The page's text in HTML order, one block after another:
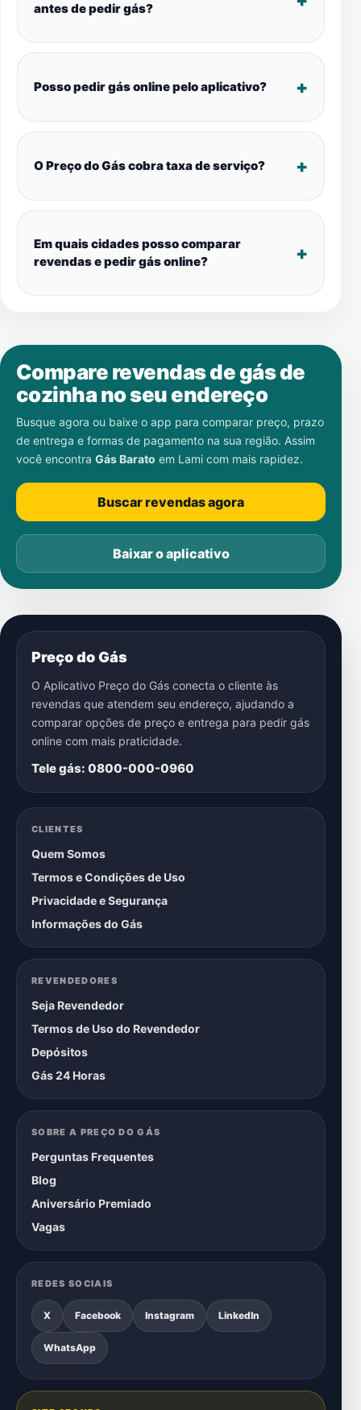
antes de pedir gás?
Posso pedir gás online pelo aplicativo?
O Preço do Gás cobra taxa de serviço?
Em quais cidades posso comparar
revendas e pedir gás online?
Compare revendas de gás de
cozinha no seu endereço
Busque agora ou baixe o app para comparar preço, prazo
de entrega e formas de pagamento na sua região. Assim
você encontra Gás Barato em Lami com mais rapidez.
Buscar revendas agora
Baixar o aplicativo
Preço do Gás
O Aplicativo Preço do Gás conecta o cliente às
revendas que atendem seu endereço, ajudando a
comparar opções de preço e entrega para pedir gás
online com mais praticidade.
Tele gás: 0800-000-0960
CLIENTES
Quem Somos
Termos e Condições de Uso
Privacidade e Segurança
Informações do Gás
REVENDEDORES
Seja Revendedor
Termos de Uso do Revendedor
Depósitos
Gás 24 Horas
SOBRE A PREÇO DO GÁS
Perguntas Frequentes
Blog
Aniversário Premiado
Vagas
REDES SOCIAIS
X Facebook Instagram LinkedIn
WhatsApp